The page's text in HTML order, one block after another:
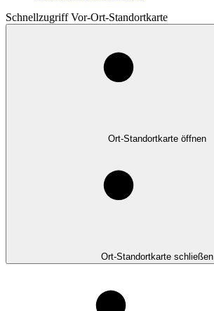
Schnellzugriff Vor-Ort-Standortkarte
Ort-Standortkarte öffnen
Ort-Standortkarte schließen